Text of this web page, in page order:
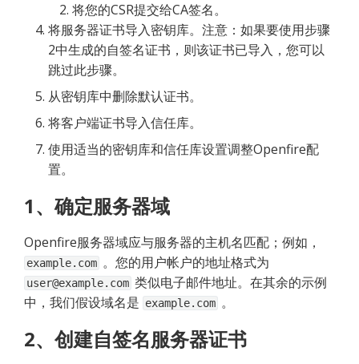
将您的CSR提交给CA签名。
将服务器证书导入密钥库。注意：如果要使用步骤
2中生成的自签名证书，则该证书已导入，您可以
跳过此步骤。
从密钥库中删除默认证书。
将客户端证书导入信任库。
使用适当的密钥库和信任库设置调整Openfire配
置。
1、确定服务器域
Openfire服务器域应与服务器的主机名匹配；例如，
example.com
user@example.com 类似电子邮件地址。在其余的示例
中，我们假设域名是 example.com 。
2、创建自签名服务器证书